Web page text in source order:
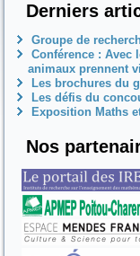
Derniers
Groupe de
Conférence : Avec
animaux prennent
Les brochures du
Les défis du
Exposition Maths
Nos